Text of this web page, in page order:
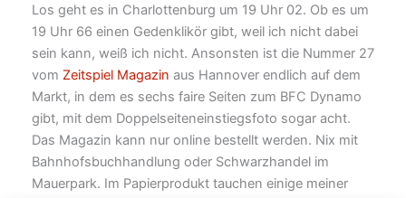
Los geht es in Charlottenburg um 19 Uhr 02. Ob es um
19 Uhr 66 einen Gedenklikör gibt, weil ich nicht dabei
sein kann, weiß ich nicht. Ansonsten ist die Nummer 27
vom Zeitspiel Magazin aus Hannover endlich auf dem
Markt, in dem es sechs faire Seiten zum BFC Dynamo
gibt, mit dem Doppelseiteneinstiegsfoto sogar acht.
Das Magazin kann nur online bestellt werden. Nix mit
Bahnhofsbuchhandlung oder Schwarzhandel im
Mauerpark. Im Papierprodukt tauchen einige meiner